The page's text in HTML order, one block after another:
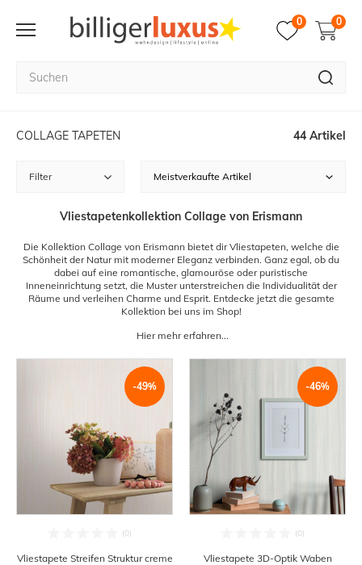
0 0
COLLAGE TAPETEN 44 Artikel
Filter
Vliestapetenkollektion Collage von Erismann
Die Kollektion Collage von Erismann bietet dir Vliestapeten, welche die
Schönheit der Natur mit moderner Eleganz verbinden. Ganz egal, ob du
dabei auf eine romantische, glamouröse oder puristische
Inneneinrichtung setzt, die Muster unterstreichen die Individualität der
Räume und verleihen Charme und Esprit. Entdecke jetzt die gesamte
Kollektion bei uns im Shop!
Hier mehr erfahren...
-49%
Vliestapete Streifen Struktur creme
-46%
Vliestapete 3D-Optik Waben